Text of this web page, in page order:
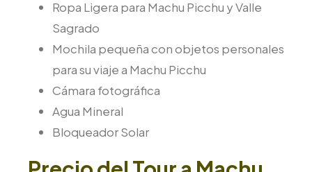
Ropa Ligera para Machu Picchu y Valle
Sagrado
Mochila pequeña con objetos personales
para su viaje a Machu Picchu
Cámara fotográfica
Agua Mineral
Bloqueador Solar